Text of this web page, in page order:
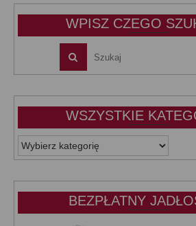
WPISZ CZEGO
WSZYSTKIE
WSZYSTKIE
KATEGORIE:
BEZPŁATNY